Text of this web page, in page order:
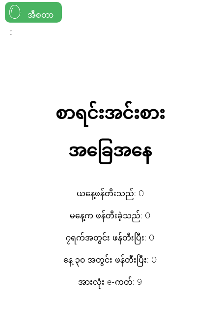
အီစတာ
:
စာရင်းအင်းစား
အခြေအနေ
ယနေ့ဖန်တီးသည်: 0
မနေ့က ဖန်တီးခဲ့သည်: 0
၇ရက်အတွင်း ဖန်တီးပြီး: 0
နေ့ ၃၀ အတွင်း ဖန်တီးပြီး: 0
အားလုံး e-ကတ်: 9